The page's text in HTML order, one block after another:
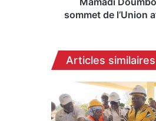
a
t
e
sommet de l’Union
Articles similaires